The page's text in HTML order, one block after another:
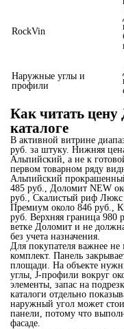
RockVin
Наружные углы и
профили
Как читать
каталоге
В активной витрине
руб. за штуку. Нижняя
Альпийский, а не к
первом товарном ряду
Альпийский
485 руб., Доломит NEW
руб., Скалистый риф
Премиум около 846 руб.,
руб. Верхняя граница 980
ветке Доломит и не
без учета назначения.
Для покупателя важнее
комплект. Панель
площади. На объекте
углы, J-профили вокруг
элементы, запас на
каталоги отдельно
наружный угол может
панели, потому что
фасаде.